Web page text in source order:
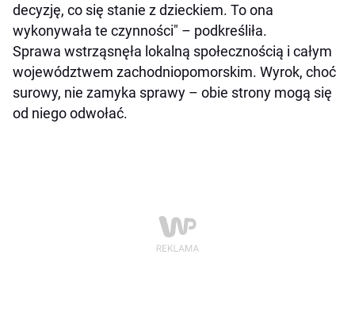
decyzję, co się stanie z dzieckiem. To ona
wykonywała te czynności" – podkreśliła.
Sprawa wstrząsnęła lokalną społecznością i całym
województwem zachodniopomorskim. Wyrok, choć
surowy, nie zamyka sprawy – obie strony mogą się
od niego odwołać.